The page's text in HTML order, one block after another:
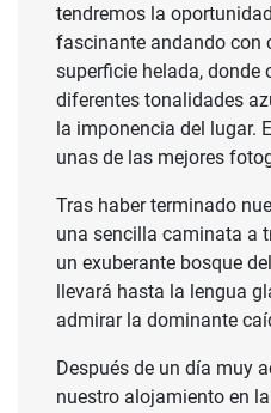
tendremos la
fascinante andando con
superficie helada, donde
diferentes tonalidades
la imponencia del lugar.
unas de las mejores
Tras haber terminado
una sencilla caminata a
un exuberante bosque
llevará hasta la lengua
admirar la dominante
Después de un día muy
nuestro alojamiento en